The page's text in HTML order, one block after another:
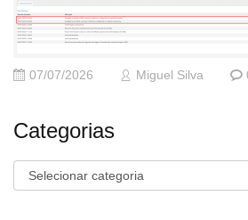
07/07/2026 Miguel Silva
Categorias
Categorias